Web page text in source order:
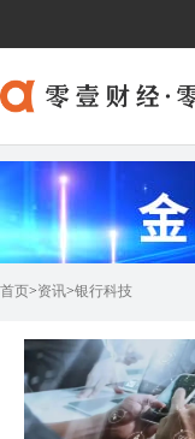
首页>资讯>银行科技